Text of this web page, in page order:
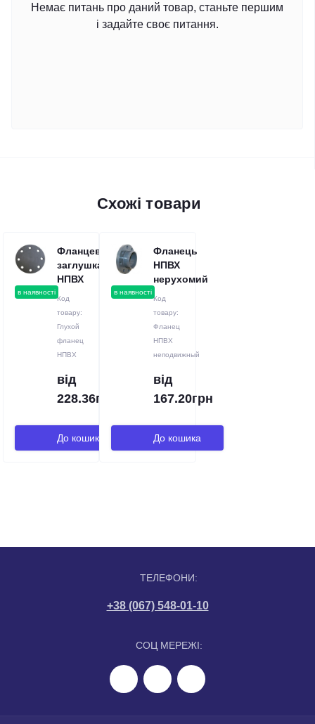
Немає питань про даний товар, станьте першим
і задайте своє питання.
Схожі товари
в наявності
Фланцева
заглушка
НПВХ
Код
товару:
Глухой
фланец
НПВХ
від
228.36грн
До кошика
в наявності
Фланець
НПВХ
нерухомий
Код
товару:
Фланец
НПВХ
неподвижный
від
167.20грн
До кошика
ТЕЛЕФОНИ:
+38 (067) 548-01-10
СОЦ МЕРЕЖІ: